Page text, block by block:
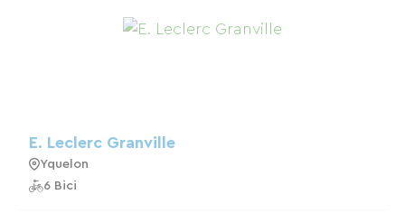
E. Leclerc Granville
Yquelon
6 Bici